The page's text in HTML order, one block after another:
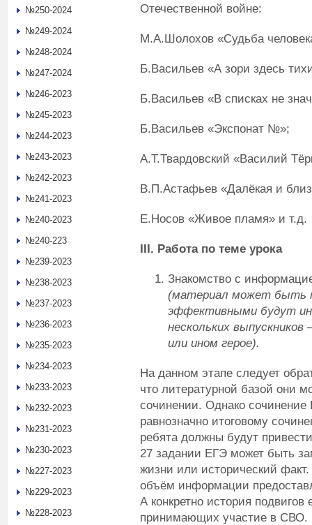
Отечественной войне:
М.А.Шолохов «Судьба
Б.Васильев «А зори здесь
Б.Васильев «В списках не
Б.Васильев «Экспонат №»;
А.Т.Твардовский «Василий
В.П.Астафьев «Далёкая и
Е.Носов «Живое пламя» и т.д.
III. Работа по теме урока
Знакомство с
(материал может быть
эффективными будут
нескольких
или ином герое).
На данном этапе следует
что литературной базой они
сочинении. Однако
равнозначно итоговому
ребята должны будут
27 задании ЕГЭ может быть
жизни или исторический
объём информации
А конкретно история
принимающих участие в СВО.
№250-2024
№249-2024
№248-2024
№247-2024
№246-2023
№245-2023
№244-2023
№243-2023
№242-2023
№241-2023
№240-2023
№240-223
№239-2023
№238-2023
№237-2023
№236-2023
№235-2023
№234-2023
№233-2023
№232-2023
№231-2023
№230-2023
№227-2023
№229-2023
№228-2023